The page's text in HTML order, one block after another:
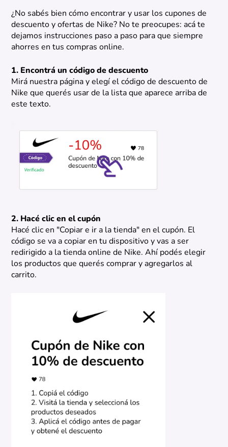
¿No sabés bien cómo encontrar y usar los cupones de
descuento y ofertas de Nike? No te preocupes: acá te
dejamos instrucciones paso a paso para que siempre
ahorres en tus compras online.
1. Encontrá un código de descuento
Mirá nuestra página y elegí el código de descuento de
Nike que querés usar de la lista que aparece arriba de
este texto.
2. Hacé clic en el cupón
Hacé clic en "Copiar e ir a la tienda" en el cupón. El
código se va a copiar en tu dispositivo y vas a ser
redirigido a la tienda online de Nike. Ahí podés elegir
los productos que querés comprar y agregarlos al
carrito.